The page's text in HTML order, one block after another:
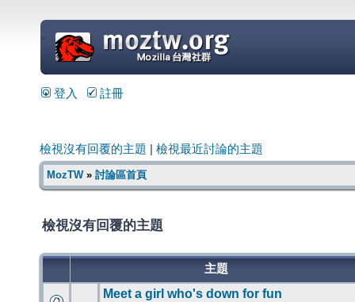
=
登入 註冊
檢視沒有回覆的主題 檢視最近討論的主題
MozTW» 討論區首頁
檢視沒有回覆的主題
主題
Meet a girl who's down for fun